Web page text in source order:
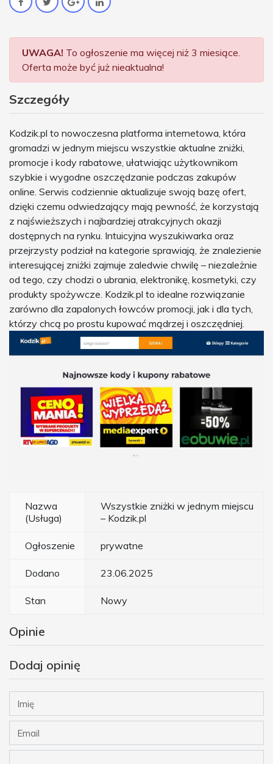
UWAGA! To ogłoszenie ma więcej niż 3 miesiące.
Oferta może być już nieaktualna!
Szczegóły
Kodzik.pl to nowoczesna platforma internetowa, która
gromadzi w jednym miejscu wszystkie aktualne zniżki,
promocje i kody rabatowe, ułatwiając użytkownikom
szybkie i wygodne oszczędzanie podczas zakupów
online. Serwis codziennie aktualizuje swoją bazę ofert,
dzięki czemu odwiedzający mają pewność, że korzystają
z najświeższych i najbardziej atrakcyjnych okazji
dostępnych na rynku. Intuicyjna wyszukiwarka oraz
przejrzysty podział na kategorie sprawiają, że znalezienie
interesującej zniżki zajmuje zaledwie chwilę – niezależnie
od tego, czy chodzi o ubrania, elektronikę, kosmetyki, czy
produkty spożywcze. Kodzik.pl to idealne rozwiązanie
zarówno dla zapalonych łowców promocji, jak i dla tych,
którzy chcą po prostu kupować mądrzej i oszczędniej.
Nazwa
(Usługa)
Wszystkie zniżki w jednym miejscu
– Kodzik.pl
Ogłoszenie prywatne
Dodano 23.06.2025
Stan Nowy
Opinie
Dodaj opinię